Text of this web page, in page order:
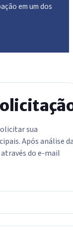
em um dos
sua
Após análise
do e-mail